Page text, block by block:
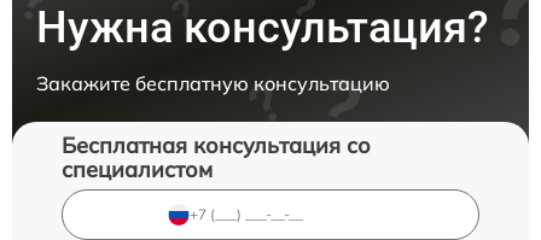
Нужна консультация?
Закажите бесплатную консультацию
Бесплатная консультация со
специалистом